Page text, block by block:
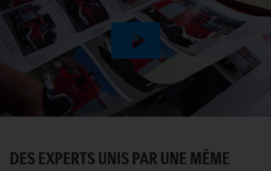
Play
Video
DES EXPERTS UNIS PAR UNE MÊME